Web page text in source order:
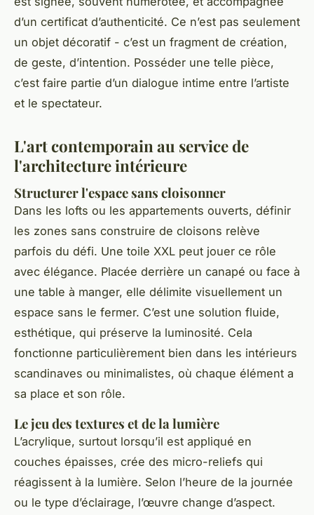
d’un certificat d’authenticité. Ce n’est pas seulement
un objet décoratif - c’est un fragment de création,
de geste, d’intention. Posséder une telle pièce,
c’est faire partie d’un dialogue intime entre l’artiste
et le spectateur.
L'art contemporain au service de
l'architecture intérieure
Structurer l'espace sans cloisonner
Dans les lofts ou les appartements ouverts, définir
les zones sans construire de cloisons relève
parfois du défi. Une toile XXL peut jouer ce rôle
avec élégance. Placée derrière un canapé ou face à
une table à manger, elle délimite visuellement un
espace sans le fermer. C’est une solution fluide,
esthétique, qui préserve la luminosité. Cela
fonctionne particulièrement bien dans les intérieurs
scandinaves ou minimalistes, où chaque élément a
sa place et son rôle.
Le jeu des textures et de la lumière
L’acrylique, surtout lorsqu’il est appliqué en
couches épaisses, crée des micro-reliefs qui
réagissent à la lumière. Selon l’heure de la journée
ou le type d’éclairage, l’œuvre change d’aspect.